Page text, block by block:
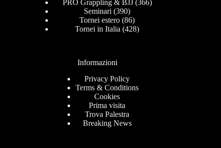
PRO Grappling & BJJ(366)
Seminari (390)
Tornei estero (86)
Tornei in Italia (428)
Informazioni
Privacy Policy
Terms & Conditions
Cookies
Prima visita
Trova Palestra
Breaking News